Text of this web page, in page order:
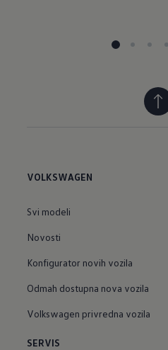
VOLKSWAGEN
Svi modeli
Novosti
Konfigurator novih vozila
Odmah dostupna nova vozila
Volkswagen privredna vozila
SERVIS